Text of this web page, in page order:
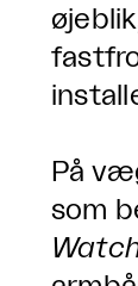
På
som